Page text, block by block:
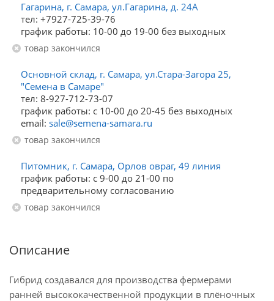
Гагарина, г. Самара, ул.Гагарина, д. 24А
тел: +7927-725-39-76
график работы: 10-00 до 19-00 без выходных
Товар закончился
Основной склад, г. Самара, ул.Стара-Загора 25,
"Семена в Самаре"
тел: 8-927-712-73-07
график работы: с 10-00 до 20-45 без выходных
email: sale@semena-samara.ru
Товар закончился
Питомник, г. Самара, Орлов овраг, 49 линия
график работы: с 9-00 до 21-00 по
предварительному согласованию
Товар закончился
Описание
Гибрид создавался для производства фермерами
ранней высококачественной продукции в плёночных